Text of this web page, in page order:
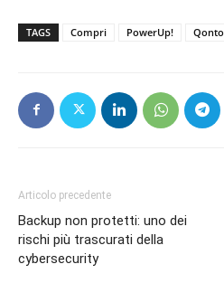
TAGS Compri PowerUp! Qonto
Articolo precedente
Backup non protetti: uno dei
rischi più trascurati della
cybersecurity